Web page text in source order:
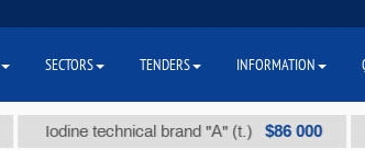
Iodine technical brand "А" (t.) $86 000
SECTORS TENDERS INFORMATION